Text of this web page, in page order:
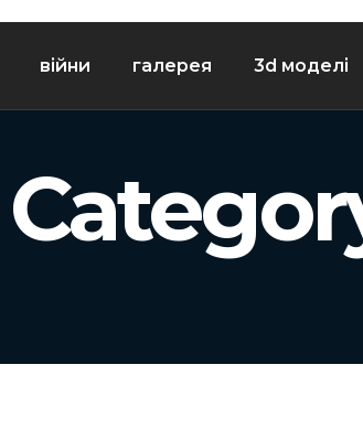
війни галерея 3d моделі